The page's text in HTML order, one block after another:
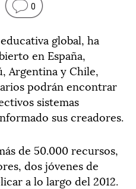
0
global, ha
en España,
Argentina y Chile,
podrán encontrar
sistemas
sus creadores.
de 50.000 recursos,
dos jóvenes de
a lo largo del 2012.